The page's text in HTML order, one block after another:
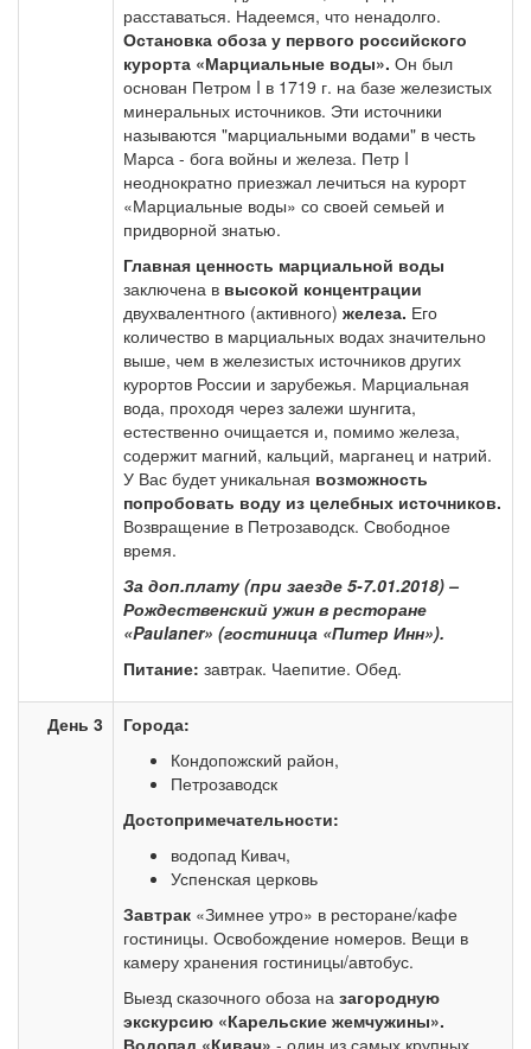
расставаться. Надеемся, что ненадолго.
Остановка обоза у первого российского
курорта «Марциальные воды». Он был
основан Петром I в 1719 г. на базе железистых
минеральных источников. Эти источники
называются "марциальными водами" в честь
Марса - бога войны и железа. Петр I
неоднократно приезжал лечиться на курорт
«Марциальные воды» со своей семьей и
придворной знатью.
Главная ценность марциальной воды
заключена в высокой концентрации
двухвалентного (активного) железа. Его
количество в марциальных водах значительно
выше, чем в железистых источников других
курортов России и зарубежья. Марциальная
вода, проходя через залежи шунгита,
естественно очищается и, помимо железа,
содержит магний, кальций, марганец и натрий.
У Вас будет уникальная возможность
попробовать воду из целебных источников.
Возвращение в Петрозаводск. Свободное
время.
За доп.плату (при заезде 5-7.01.2018) –
Рождественский ужин в ресторане
«Paulaner» (гостиница «Питер Инн»).
Питание: завтрак. Чаепитие. Обед.
День 3
Города:
Кондопожский район,
Петрозаводск
Достопримечательности:
водопад Кивач,
Успенская церковь
Завтрак «Зимнее утро» в ресторане/кафе
гостиницы. Освобождение номеров. Вещи в
камеру хранения гостиницы/автобус.
Выезд сказочного обоза на загородную
экскурсию «Карельские жемчужины».
Водопад «Кивач» - один из самых крупных